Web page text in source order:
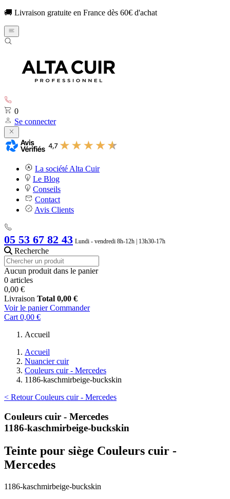
🚚 Livraison gratuite en France dès 60€ d'achat
0
Se connecter
La société Alta Cuir
Le Blog
Conseils
Contact
Avis Clients
05 53 67 82 43 Lundi - vendredi 8h-12h | 13h30-17h
Recherche
Aucun produit dans le panier
0 articles
0,00 €
Livraison Total 0,00 €
Voir le panier Commander
Cart 0,00 €
Accueil
Accueil
Nuancier cuir
Couleurs cuir - Mercedes
1186-kaschmirbeige-buckskin
< Retour Couleurs cuir - Mercedes
Couleurs cuir - Mercedes
1186-kaschmirbeige-buckskin
Teinte pour siège Couleurs cuir -
Mercedes
1186-kaschmirbeige-buckskin